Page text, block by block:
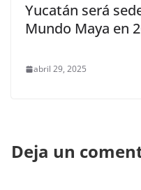
Yucatán será
Mundo Maya en
abril 29, 2025
Deja un